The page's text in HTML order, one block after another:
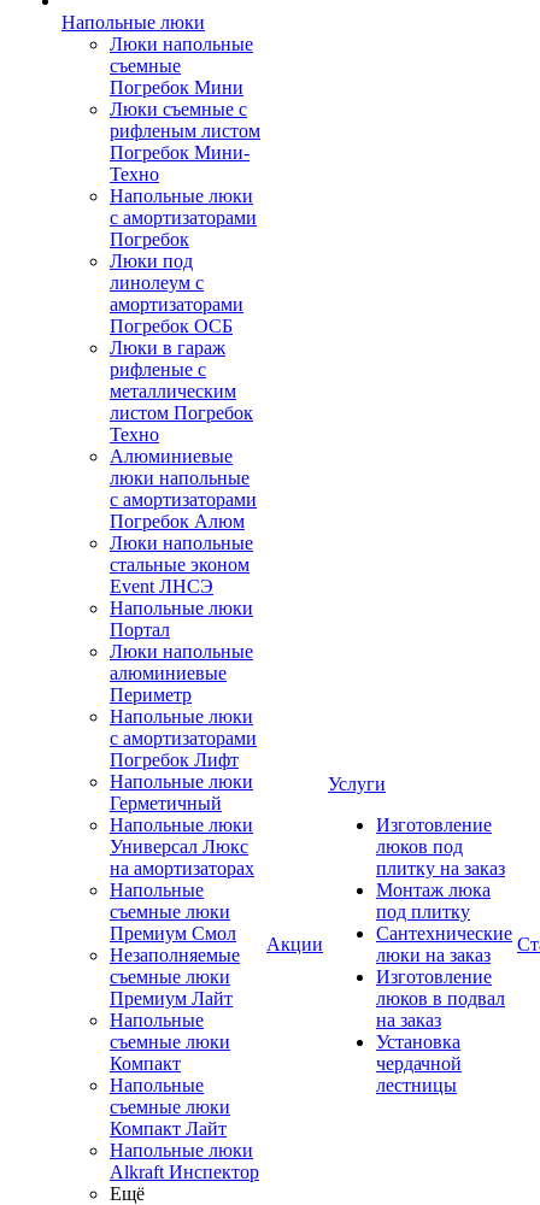
Напольные люки
Люки напольные
съемные
Погребок Мини
Люки съемные с
рифленым листом
Погребок Мини-
Техно
Напольные люки
с амортизаторами
Погребок
Люки под
линолеум с
амортизаторами
Погребок ОСБ
Люки в гараж
рифленые с
металлическим
листом Погребок
Техно
Алюминиевые
люки напольные
с амортизаторами
Погребок Алюм
Люки напольные
стальные эконом
Event ЛНСЭ
Напольные люки
Портал
Люки напольные
алюминиевые
Периметр
Напольные люки
с амортизаторами
Погребок Лифт
Напольные люки
Герметичный
Напольные люки
Универсал Люкс
на амортизаторах
Напольные
съемные люки
Премиум Смол
Незаполняемые
съемные люки
Премиум Лайт
Напольные
съемные люки
Компакт
Напольные
съемные люки
Компакт Лайт
Напольные люки
Alkraft Инспектор
Ещё
Акции
Услуги
Изготовление
люков под
плитку на заказ
Монтаж люка
под плитку
Сантехнические
люки на заказ
Изготовление
люков в подвал
на заказ
Установка
чердачной
лестницы